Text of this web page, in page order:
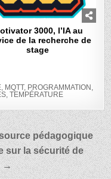
3000, l’IA au
de la recherche de
stage
MQTT, PROGRAMMATION
TEMPÉRATURE
pédagogique
sur la sécurité de
→